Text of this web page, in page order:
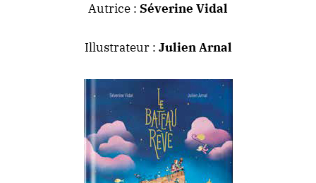
Autrice : Séverine Vidal
Illustrateur : Julien Arnal